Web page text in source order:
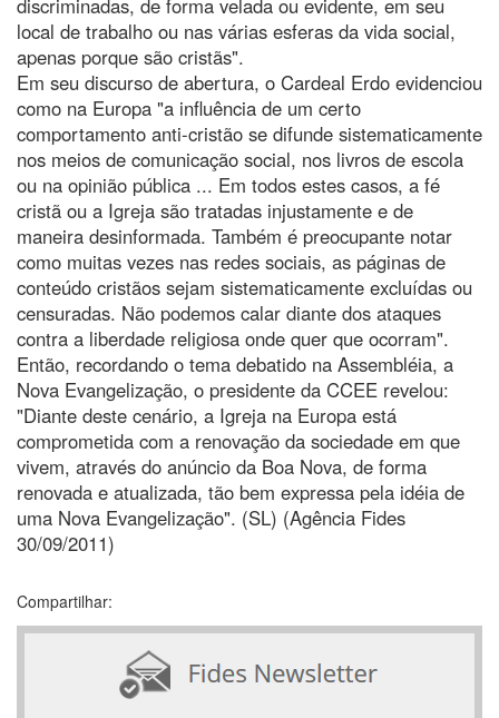
local de trabalho ou nas várias esferas da vida social,
apenas porque são cristãs".
Em seu discurso de abertura, o Cardeal Erdo evidenciou
como na Europa "a influência de um certo
comportamento anti-cristão se difunde sistematicamente
nos meios de comunicação social, nos livros de escola
ou na opinião pública ... Em todos estes casos, a fé
cristã ou a Igreja são tratadas injustamente e de
maneira desinformada. Também é preocupante notar
como muitas vezes nas redes sociais, as páginas de
conteúdo cristãos sejam sistematicamente excluídas ou
censuradas. Não podemos calar diante dos ataques
contra a liberdade religiosa onde quer que ocorram".
Então, recordando o tema debatido na Assembléia, a
Nova Evangelização, o presidente da CCEE revelou:
"Diante deste cenário, a Igreja na Europa está
comprometida com a renovação da sociedade em que
vivem, através do anúncio da Boa Nova, de forma
renovada e atualizada, tão bem expressa pela idéia de
uma Nova Evangelização". (SL) (Agência Fides
30/09/2011)
Compartilhar: